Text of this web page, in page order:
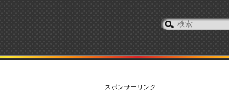
スポンサーリンク